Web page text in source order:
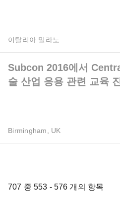
이탈리아 밀라노
Subcon 2016에서
술 산업 응용 관련 교육
Birmingham, UK
707 중 553 - 576 개의 항목